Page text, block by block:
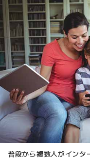
普段から複数人がインタ